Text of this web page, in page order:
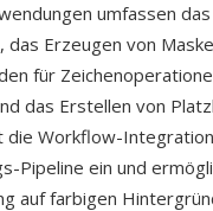
umfassen
das Erzeugen von
für
das Erstellen von
die Workflow-
Pipeline ein und
auf farbigen